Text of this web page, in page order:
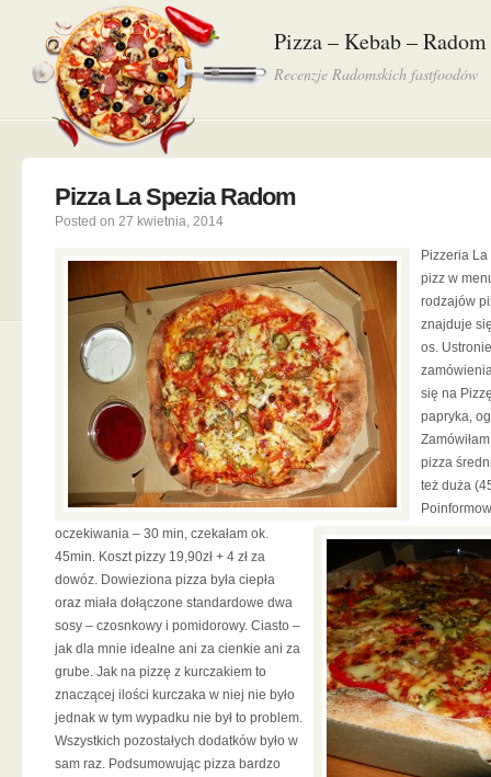
Pizza – Kebab – Radom
Recenzje Radomskich fastfoodów
Pizza La Spezia Radom
Posted on 27 kwietnia, 2014
Pizzeria
pizz w
rodzajów
znajduje
os.
się na
papryka,
pizza
też duża
oczekiwania – 30 min, czekałam ok.
45min. Koszt pizzy 19,90zł + 4 zł za
dowóz. Dowieziona pizza była ciepła
oraz miała dołączone standardowe dwa
sosy – czosnkowy i pomidorowy. Ciasto –
jak dla mnie idealne ani za cienkie ani za
grube. Jak na pizzę z kurczakiem to
znaczącej ilości kurczaka w niej nie było
jednak w tym wypadku nie był to problem.
Wszystkich pozostałych dodatków było w
sam raz. Podsumowując pizza bardzo